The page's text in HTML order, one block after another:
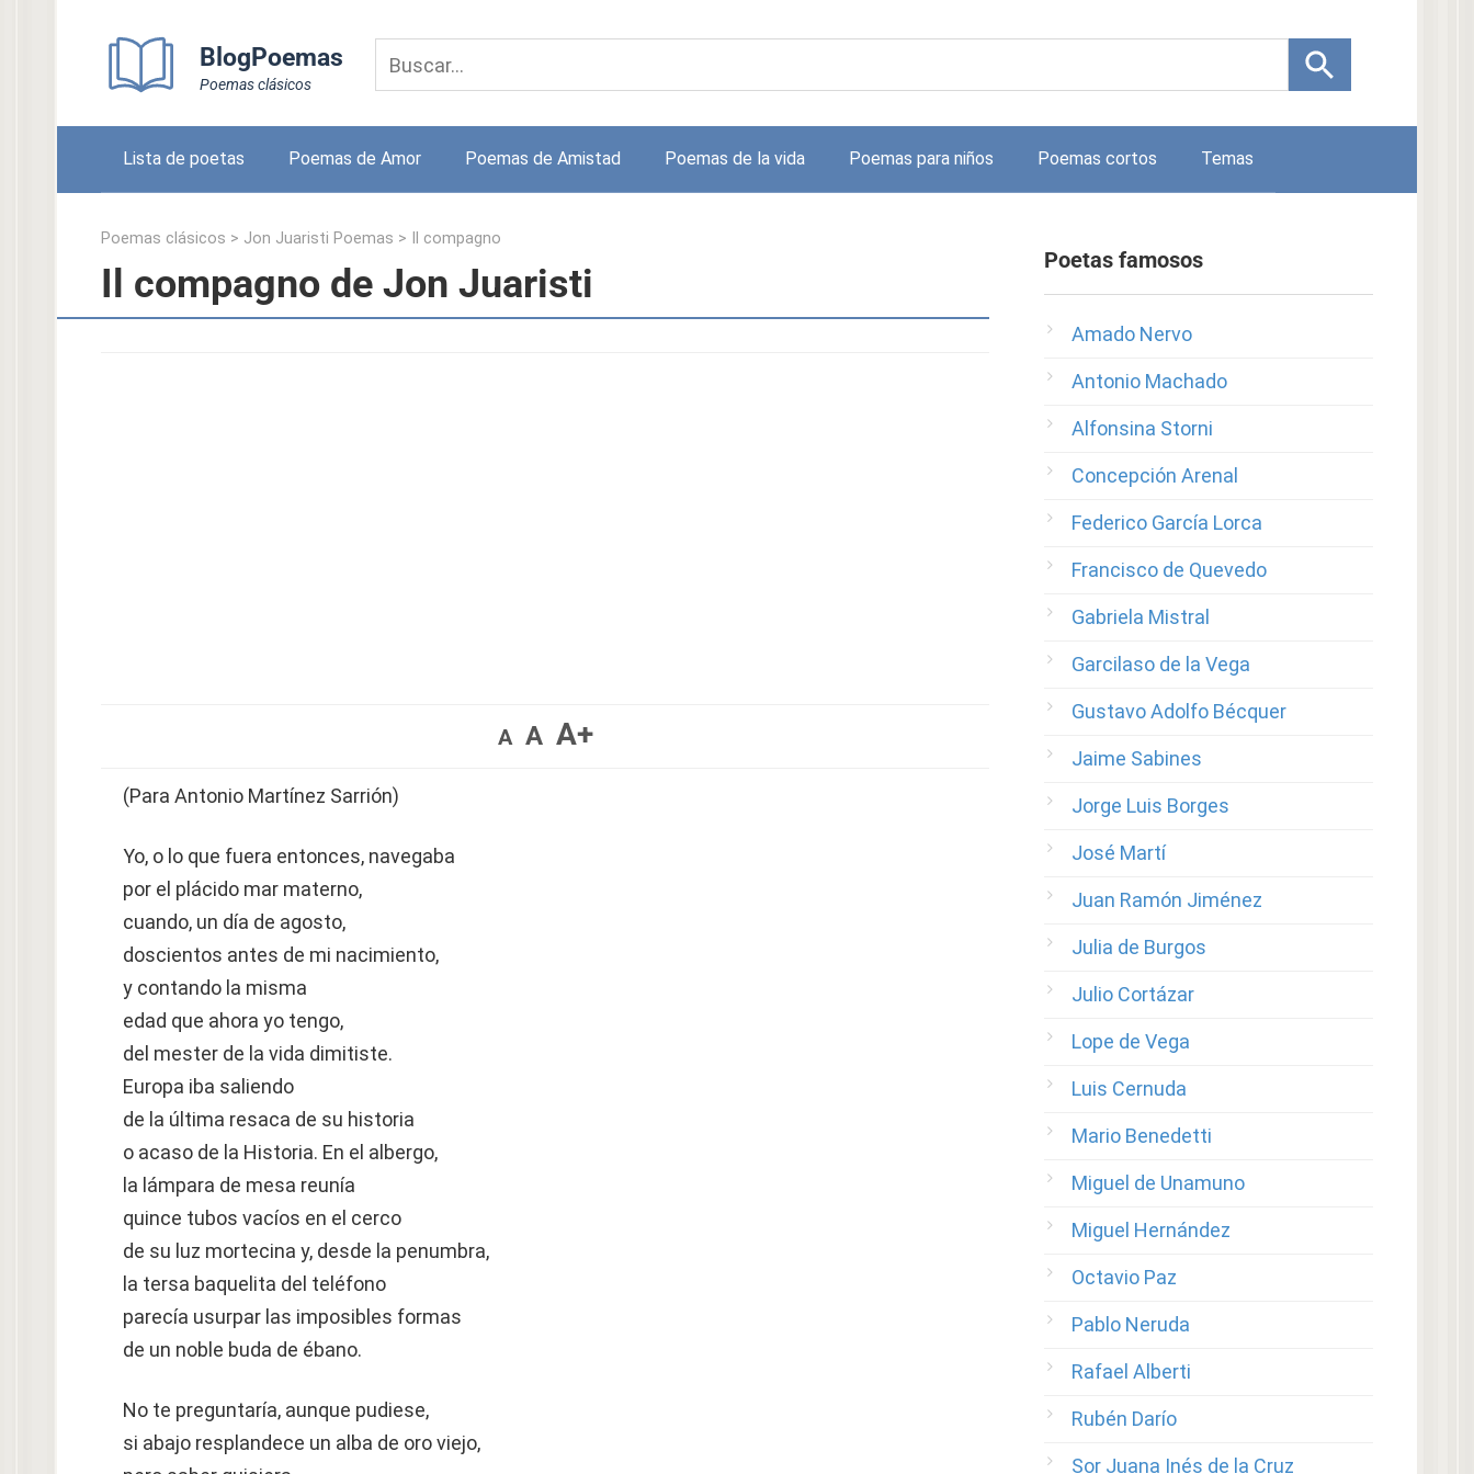
BlogPoemas
Poemas clásicos
Lista de poetas Poemas de Amor Poemas de Amistad Poemas de la vida Poemas para niños Poemas cortos Temas
Poemas clásicos > Jon Juaristi Poemas > Il compagno
Il compagno de Jon Juaristi
A A A+
(Para Antonio Martínez Sarrión)
Yo, o lo que fuera entonces, navegaba
por el plácido mar materno,
cuando, un día de agosto,
doscientos antes de mi nacimiento,
y contando la misma
edad que ahora yo tengo,
del mester de la vida dimitiste.
Europa iba saliendo
de la última resaca de su historia
o acaso de la Historia. En el albergo,
la lámpara de mesa reunía
quince tubos vacíos en el cerco
de su luz mortecina y, desde la penumbra,
la tersa baquelita del teléfono
parecía usurpar las imposibles formas
de un noble buda de ébano.
No te preguntaría, aunque pudiese,
si abajo resplandece un alba de oro viejo,
Poetas famosos
Amado Nervo
Antonio Machado
Alfonsina Storni
Concepción Arenal
Federico García Lorca
Francisco de Quevedo
Gabriela Mistral
Garcilaso de la Vega
Gustavo Adolfo Bécquer
Jaime Sabines
Jorge Luis Borges
José Martí
Juan Ramón Jiménez
Julia de Burgos
Julio Cortázar
Lope de Vega
Luis Cernuda
Mario Benedetti
Miguel de Unamuno
Miguel Hernández
Octavio Paz
Pablo Neruda
Rafael Alberti
Rubén Darío
Sor Juana Inés de la Cruz